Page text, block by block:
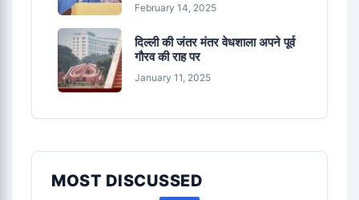
February 14, 2025
दिल्ली की जंतर मंतर वेधशाला अपने पूर्व
गौरव की राह पर
January 11, 2025
MOST DISCUSSED